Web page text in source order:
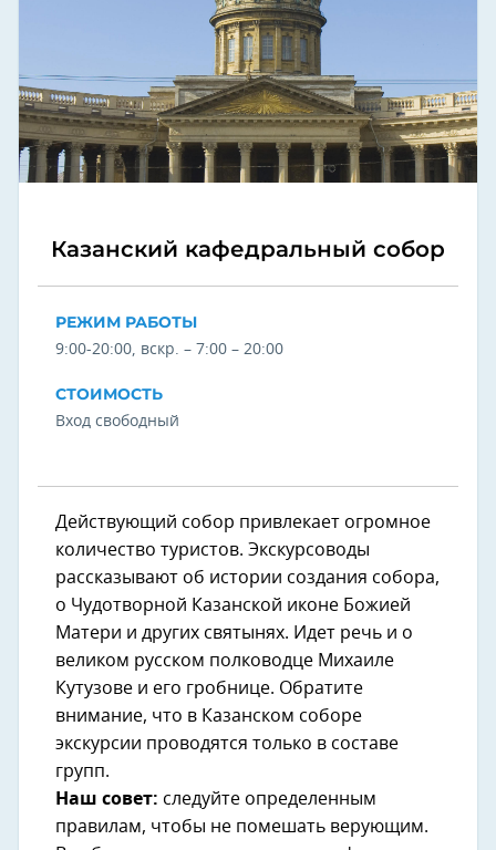
Казанский кафедральный собор
РЕЖИМ РАБОТЫ
9:00-20:00, вскр. – 7:00 – 20:00
СТОИМОСТЬ
Вход свободный
Действующий собор привлекает огромное
количество туристов. Экскурсоводы
рассказывают об истории создания собора,
о Чудотворной Казанской иконе Божией
Матери и других святынях. Идет речь и о
великом русском полководце Михаиле
Кутузове и его гробнице. Обратите
внимание, что в Казанском соборе
экскурсии проводятся только в составе
групп.
Наш совет: следуйте определенным
правилам, чтобы не помешать верующим.